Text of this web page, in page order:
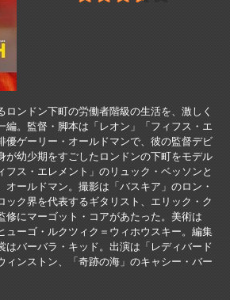
ロンドン下町の労働者階級の生活を、激しく
編。監督・脚本は「レオン」「フィフス・エ
優ゲーリー・オールドマンで、彼の監督デビ
が幼少期をすごしたロンドンの下町をモデル
フス・エレメント」のリュック・ベッソンと
オールドマン。撮影は「バスキア」のロン・
ック界を代表するギタリスト、エリック・ク
修にマーゴット・コアがあたった。美術は
ューゴ・ルクツィク＝ウィホウスキー。編集
はバーバラ・キッド。出演は「レディバード
ィンストン、「奇跡の海」のキャシー・バー